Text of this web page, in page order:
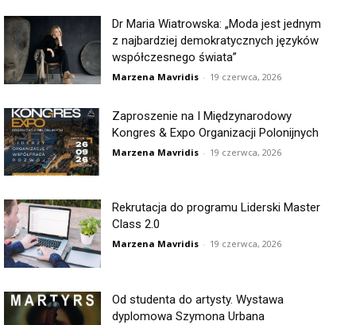
Dr Maria Wiatrowska: „Moda jest jednym
z najbardziej demokratycznych języków
współczesnego świata”
Marzena Mavridis - 19 czerwca, 2026
Zaproszenie na I Międzynarodowy
Kongres & Expo Organizacji Polonijnych
Marzena Mavridis - 19 czerwca, 2026
Rekrutacja do programu Liderski Master
Class 2.0
Marzena Mavridis - 19 czerwca, 2026
Od studenta do artysty. Wystawa
dyplomowa Szymona Urbana